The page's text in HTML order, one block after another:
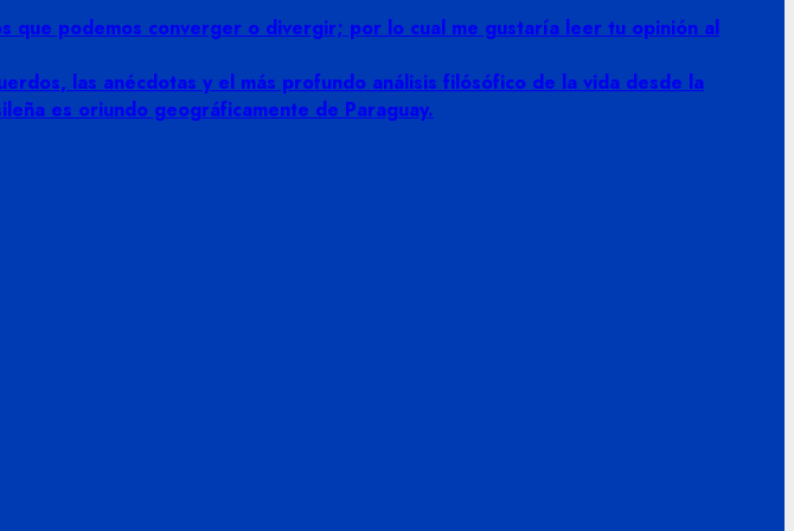
que podemos converger o divergir; por lo cual me gustaría leer tu opinión al
las anécdotas y el más profundo análisis filósófico de la vida desde la
es oriundo geográficamente de Paraguay.